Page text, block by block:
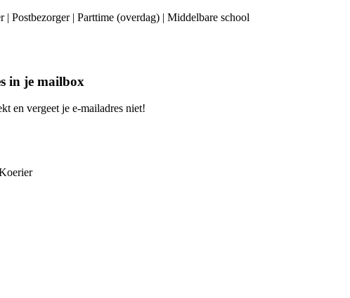
Postbezorger | Parttime (overdag) | Middelbare school
in je mailbox
en vergeet je e-mailadres niet!